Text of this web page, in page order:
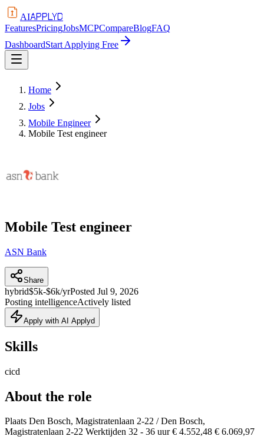
AIAPPLYD
FeaturesPricingJobsMCPCompareBlogFAQ
DashboardStart Applying Free
Home
Jobs
Mobile Engineer
Mobile Test engineer
Mobile Test engineer
ASN Bank
Share
hybrid$5k-$6k/yrPosted Jul 9, 2026
Posting intelligenceActively listed
Apply with AI Applyd
Skills
cicd
About the role
Plaats Den Bosch, Magistratenlaan 2-22 / Den Bosch,
Magistratenlaan 2-22 Werktijden 32 - 36 uur € 4.552,48 € 6.069,97